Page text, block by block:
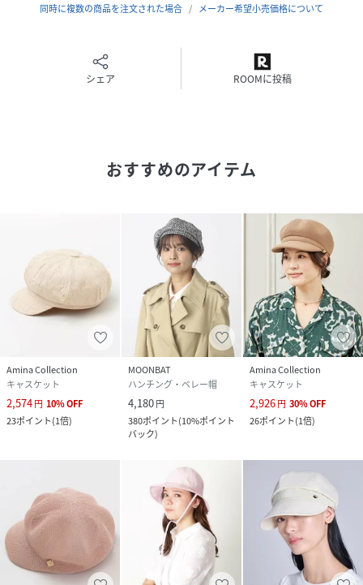
同時に複数の商品を注文された場合
メーカー希望小売価格について
シェア ROOMに投稿
おすすめのアイテム
Amina Collection
キャスケット
2,574円 10%OFF
23ポイント(1倍)
MOONBAT
ハンチング・ベレー帽
4,180円
380ポイント(10%ポイント
バック)
Amina Collection
キャスケット
2,926円 30%OFF
26ポイント(1倍)